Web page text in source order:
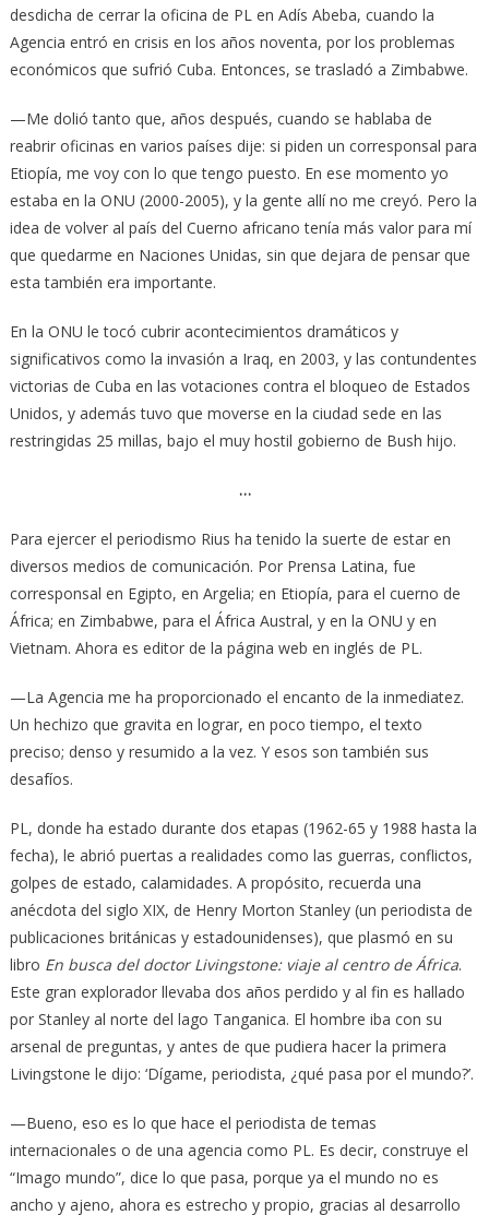
desdicha de cerrar la oficina de PL en Adís Abeba, cuando la
Agencia entró en crisis en los años noventa, por los problemas
económicos que sufrió Cuba. Entonces, se trasladó a Zimbabwe.
—Me dolió tanto que, años después, cuando se hablaba de
reabrir oficinas en varios países dije: si piden un corresponsal para
Etiopía, me voy con lo que tengo puesto. En ese momento yo
estaba en la ONU (2000-2005), y la gente allí no me creyó. Pero la
idea de volver al país del Cuerno africano tenía más valor para mí
que quedarme en Naciones Unidas, sin que dejara de pensar que
esta también era importante.
En la ONU le tocó cubrir acontecimientos dramáticos y
significativos como la invasión a Iraq, en 2003, y las contundentes
victorias de Cuba en las votaciones contra el bloqueo de Estados
Unidos, y además tuvo que moverse en la ciudad sede en las
restringidas 25 millas, bajo el muy hostil gobierno de Bush hijo.
…
Para ejercer el periodismo Rius ha tenido la suerte de estar en
diversos medios de comunicación. Por Prensa Latina, fue
corresponsal en Egipto, en Argelia; en Etiopía, para el cuerno de
África; en Zimbabwe, para el África Austral, y en la ONU y en
Vietnam. Ahora es editor de la página web en inglés de PL.
—La Agencia me ha proporcionado el encanto de la inmediatez.
Un hechizo que gravita en lograr, en poco tiempo, el texto
preciso; denso y resumido a la vez. Y esos son también sus
desafíos.
PL, donde ha estado durante dos etapas (1962-65 y 1988 hasta la
fecha), le abrió puertas a realidades como las guerras, conflictos,
golpes de estado, calamidades. A propósito, recuerda una
anécdota del siglo XIX, de Henry Morton Stanley (un periodista de
publicaciones británicas y estadounidenses), que plasmó en su
libro En busca del doctor Livingstone: viaje al centro de África.
Este gran explorador llevaba dos años perdido y al fin es hallado
por Stanley al norte del lago Tanganica. El hombre iba con su
arsenal de preguntas, y antes de que pudiera hacer la primera
Livingstone le dijo: ‘Dígame, periodista, ¿qué pasa por el mundo?’.
—Bueno, eso es lo que hace el periodista de temas
internacionales o de una agencia como PL. Es decir, construye el
“Imago mundo”, dice lo que pasa, porque ya el mundo no es
ancho y ajeno, ahora es estrecho y propio, gracias al desarrollo